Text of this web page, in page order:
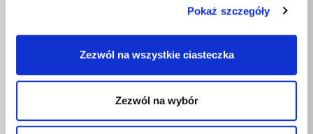
Pokaż szczegóły
Zezwól na wszystkie ciasteczka
Zezwól na wybór
LPG
Liczniki klient pojedyńczy i zbiorowy